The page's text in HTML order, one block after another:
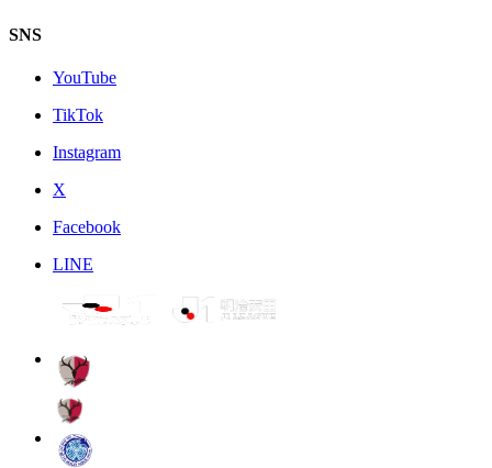
SNS
YouTube
TikTok
Instagram
X
Facebook
LINE